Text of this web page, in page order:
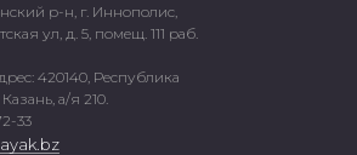
р-н, г. Иннополис,
ул, д. 5, помещ. 111 раб.
420140, Республика
Казань, а/я 210.
33